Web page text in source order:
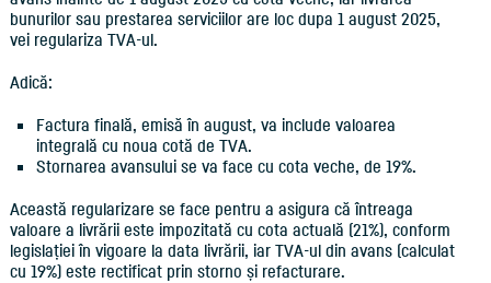
bunurilor sau prestarea serviciilor are loc dupa 1 august 2025,
vei regulariza TVA-ul.
Adică:
Factura finală, emisă în august, va include valoarea
integrală cu noua cotă de TVA.
Stornarea avansului se va face cu cota veche, de 19%.
Această regularizare se face pentru a asigura că întreaga
valoare a livrării este impozitată cu cota actuală (21%), conform
legislației în vigoare la data livrării, iar TVA-ul din avans (calculat
cu 19%) este rectificat prin storno și refacturare.